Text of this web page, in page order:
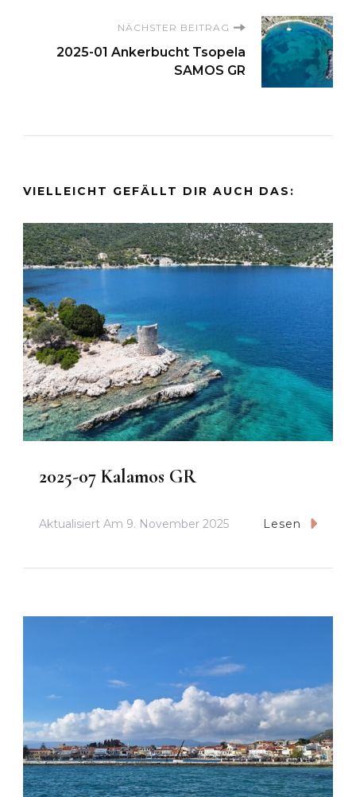
NÄCHSTER BEITRAG
2025-01 Ankerbucht Tsopela
SAMOS GR
VIELLEICHT GEFÄLLT DIR AUCH DAS:
2025-07 Kalamos GR
Aktualisiert Am 9. November 2025 Lesen